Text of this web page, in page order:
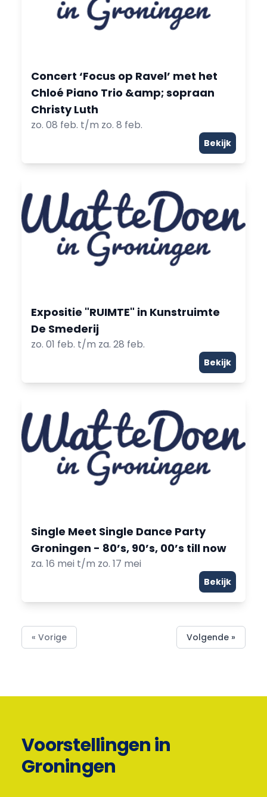
Concert ‘Focus op Ravel’ met het
Chloé Piano Trio &amp; sopraan
Christy Luth
zo. 08 feb. t/m zo. 8 feb.
Bekijk
Expositie "RUIMTE" in Kunstruimte
De Smederij
zo. 01 feb. t/m za. 28 feb.
Bekijk
Single Meet Single Dance Party
Groningen - 80’s, 90’s, 00’s till now
za. 16 mei t/m zo. 17 mei
Bekijk
« Vorige Volgende »
Voorstellingen in
Groningen